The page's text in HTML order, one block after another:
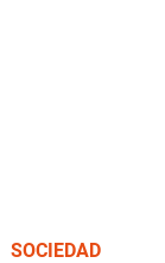
SOCIEDAD